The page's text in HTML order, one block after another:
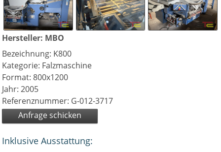
Hersteller: MBO
Bezeichnung: K800
Kategorie: Falzmaschine
Format: 800x1200
Jahr: 2005
Referenznummer: G-012-3717
Anfrage schicken
Inklusive Ausstattung: